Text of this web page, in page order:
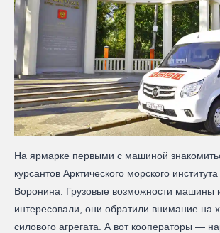
На ярмарке первыми с машиной
курсантов Арктического морского
Воронина. Грузовые возможности машины
интересовали, они обратили внимание на
силового агрегата. А вот кооператоры —